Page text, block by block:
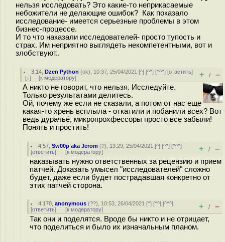
нельзя исследовать? Это какие-то неприкасаемые
небожители не делающие ошибок? Как показало
исследование- имеется серьезные проблемы в этом
бизнес-процессе.
И то что наказали исследователей- просто тупость и
страх. Им неприятно выглядеть некомпетентными, вот и
злобствуют..
3.14 ,Dzen Python (ok), 10:37, 25/04/2021 [^] [^^] [^^^] [ответить]
[↓] [к модератору] + / –
А никто не говорит, что нельзя. Исследуйте.
Только результатами делитесь.
Ой, почему же если не сказали, а потом от нас еще
какая-то хрень всплыла - откатили и побанили всех? Вот
ведь дурачьё, микропрохфессоры просто все забыли!
Понять и простить!
4.57 ,Sw00p aka Jerom (?), 13:29, 25/04/2021 [^] [^^] [^^^]
[ответить] [к модератору] + / –
наказывать нужно ответственных за рецензию и прием
патчей. Доказать умысел "исследователей" сложно
будет, даже если будет пострадавшая конкретно от
этих патчей сторона.
4.170 ,anonymous (??), 10:53, 26/04/2021 [^] [^^] [^^^]
[ответить] [к модератору] + / –
Так они и поделятся. Вроде бы никто и не отрицает,
что поделиться и было их изначальным планом.